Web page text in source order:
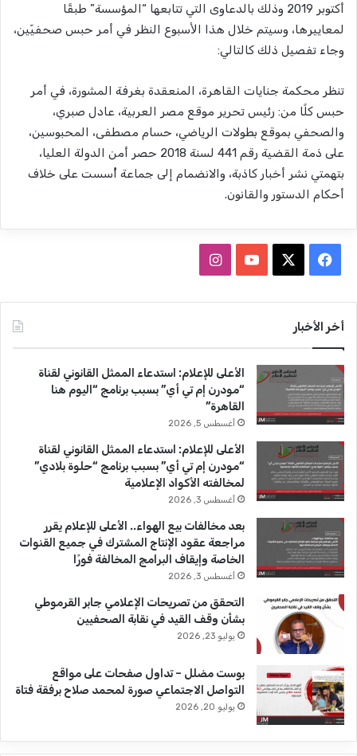
أكتوبر 2019 وذلك بالدعاوى التي تتابعها “المؤسسة” طبقًا
لمعاييرها، وسيتم خلال هذا اﻷسبوع النظر في أمر حبس صحفيّين،
وجاء تفصيل ذلك كالتالي:
تنظر محكمة جنايات القاهرة، المنعقدة بغرفة المشورة، في أمر
حبس كلًا من: رئيس تحرير موقع مصر العربية، عادل صبري،
والصحفي بموقع بطولات الرياضي، حسام مصطفى، المحبوسين،
على ذمة القضية رقم 441 لسنة 2018 حصر أمن الدولة العليا،
بتهمتي نشر أخبار كاذبة، والانضمام إلى جماعة أُسست على خلاف
أحكام الدستور والقانون.
س
و
ك
T
u
b
e
ق
ا
م
أخر الأخبار
الأعلى للإعلام: استدعاء الممثل القانوني لقناة
“مودرن إم تي أي” بسبب برنامج “اليوم هنا
القاهرة”
أغسطس 5, 2026
الأعلى للإعلام: استدعاء الممثل القانوني لقناة
“مودرن إم تي أي” بسبب برنامج “حلوة بلادي”
لمخالفته الأكواد الإعلامية
أغسطس 3, 2026
بعد مخالفات بيع الهواء.. الأعلى للإعلام يقرر
مراجعة عقود الإنتاج المشترك في جميع القنوات
الخاصة وإيقاف البرامج المخالفة فورًا
أغسطس 3, 2026
التحقق من تصريحات الإعلامي جابر القرموطي
بشأن وقف القيد في نقابة الصحفيين
يوليو 23, 2026
بوست مضلل – تداول صفحات على مواقع
التواصل الاجتماعي صورة لمحمد صلاح برفقة فتاة
يوليو 20, 2026